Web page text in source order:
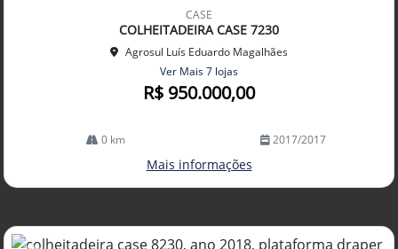
CASE
COLHEITADEIRA CASE 7230
Agrosul Luís Eduardo Magalhães
Ver Mais 7 lojas
R$ 950.000,00
0 km 2017/2017
Mais informações